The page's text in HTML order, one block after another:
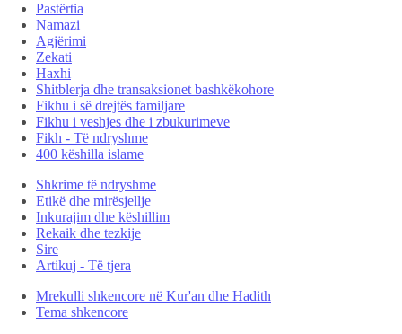
Pastërtia
Namazi
Agjërimi
Zekati
Haxhi
Shitblerja dhe transaksionet bashkëkohore
Fikhu i së drejtës familjare
Fikhu i veshjes dhe i zbukurimeve
Fikh - Të ndryshme
400 këshilla islame
Shkrime të ndryshme
Etikë dhe mirësjellje
Inkurajim dhe këshillim
Rekaik dhe tezkije
Sire
Artikuj - Të tjera
Mrekulli shkencore në Kur'an dhe Hadith
Tema shkencore